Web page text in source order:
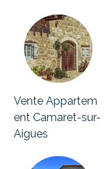
Vente Appartem
ent Camaret-sur-
Aigues